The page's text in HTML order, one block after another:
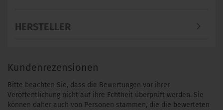
HERSTELLER
Kundenrezensionen
Bitte beachten Sie, dass die Bewertungen vor ihrer
Veröffentlichung nicht auf ihre Echtheit überprüft werden. Sie
können daher auch von Personen stammen, die die bewerteten